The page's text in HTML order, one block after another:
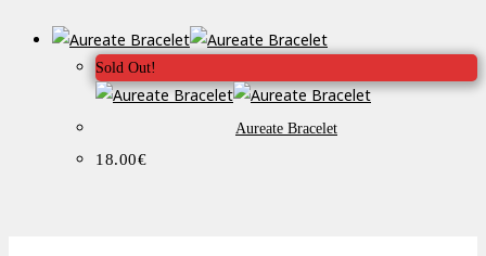
Sold Out!
Aureate Bracelet
18.00€